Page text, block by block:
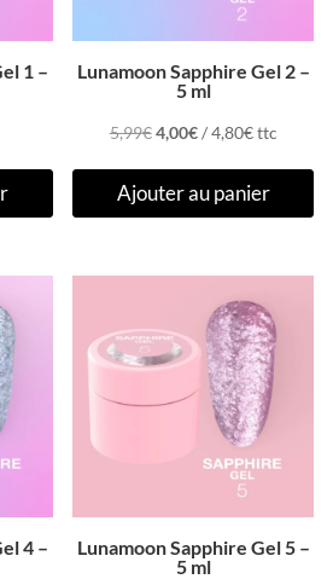
1 –
Lunamoon Sapphire Gel 2 –
5 ml
5,99€Le
initial
4,00€Le
actuel
/4,80€ttc
Ajouter au panier
4 –
Lunamoon Sapphire Gel 5 –
5 ml